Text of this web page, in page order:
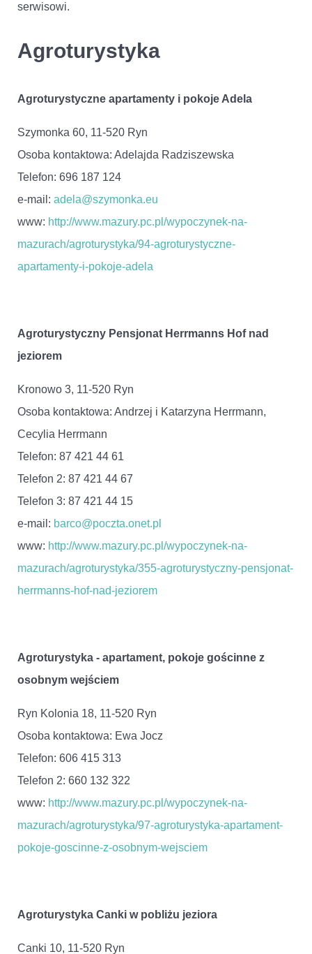
serwisowi.
Agroturystyka
Agroturystyczne apartamenty i pokoje Adela
Szymonka 60, 11-520 Ryn
Osoba kontaktowa: Adelajda Radziszewska
Telefon: 696 187 124
e-mail: adela@szymonka.eu
www: http://www.mazury.pc.pl/wypoczynek-na-
mazurach/agroturystyka/94-agroturystyczne-
apartamenty-i-pokoje-adela
Agroturystyczny Pensjonat Herrmanns Hof nad
jeziorem
Kronowo 3, 11-520 Ryn
Osoba kontaktowa: Andrzej i Katarzyna Herrmann,
Cecylia Herrmann
Telefon: 87 421 44 61
Telefon 2: 87 421 44 67
Telefon 3: 87 421 44 15
e-mail: barco@poczta.onet.pl
www: http://www.mazury.pc.pl/wypoczynek-na-
mazurach/agroturystyka/355-agroturystyczny-pensjonat-
herrmanns-hof-nad-jeziorem
Agroturystyka - apartament, pokoje gościnne z
osobnym wejściem
Ryn Kolonia 18, 11-520 Ryn
Osoba kontaktowa: Ewa Jocz
Telefon: 606 415 313
Telefon 2: 660 132 322
www: http://www.mazury.pc.pl/wypoczynek-na-
mazurach/agroturystyka/97-agroturystyka-apartament-
pokoje-goscinne-z-osobnym-wejsciem
Agroturystyka Canki w pobliżu jeziora
Canki 10, 11-520 Ryn